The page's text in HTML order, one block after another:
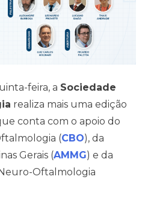
Jurídicos
feira, a Sociedade
realiza mais uma edição
conta com o apoio do
(CBO), da
Gerais (AMMG) e da
Oftalmologia